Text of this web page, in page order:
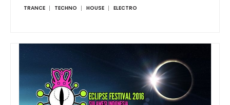
TRANCE TECHNO HOUSE ELECTRO